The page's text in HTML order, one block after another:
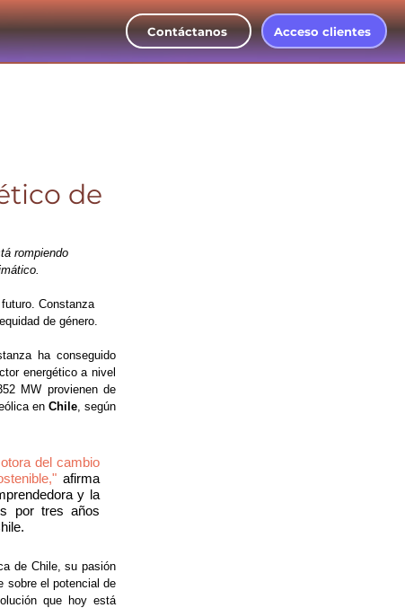
Contáctanos Acceso clientes
de
rompiendo
Constanza
de género.
ha conseguido
energético a nivel
MW provienen de
en Chile, según
del cambio
afirma
y la
por tres años
de Chile, su pasión
sobre el potencial de
que hoy está